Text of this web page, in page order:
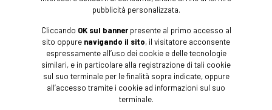
pubblicità personalizzata.
Cliccando OK sul bannerpresente al primo accesso al
sito oppure navigando il sito, il visitatore acconsente
espressamente all’uso dei cookie e delle tecnologie
similari, e in particolare alla registrazione di tali cookie
sul suo terminale per le finalità sopra indicate, oppure
all’accesso tramite i cookie ad informazioni sul suo
terminale.